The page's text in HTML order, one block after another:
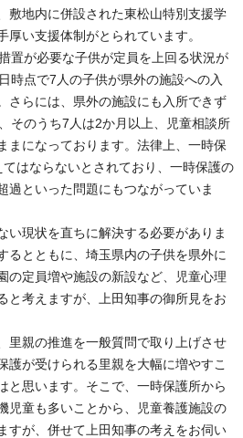
敷地内に併設された東松山特別支援学
い支援体制がとられています。
置が必要な子供が定員を上回る状況が
時点で7人の子供が県外の施設への入
さらには、県外の施設にも入所できず
そのうち7人は2か月以上、児童相談所
まになっております。法律上、一時保
はならないとされており、一時保護の
過といった問題にもつながっていま
い現状を直ちに解決する必要がありま
るとともに、埼玉県内の子供を県外に
の定員増や施設の新設など、児童心理
と考えますが、上田知事の御所見をお
里親の推進を一般質問で取り上げさせ
護が受けられる里親を大幅に増やすこ
と思います。そこで、一時保護所から
児童も多いことから、児童養護施設の
すが、併せて上田知事の考えをお伺い